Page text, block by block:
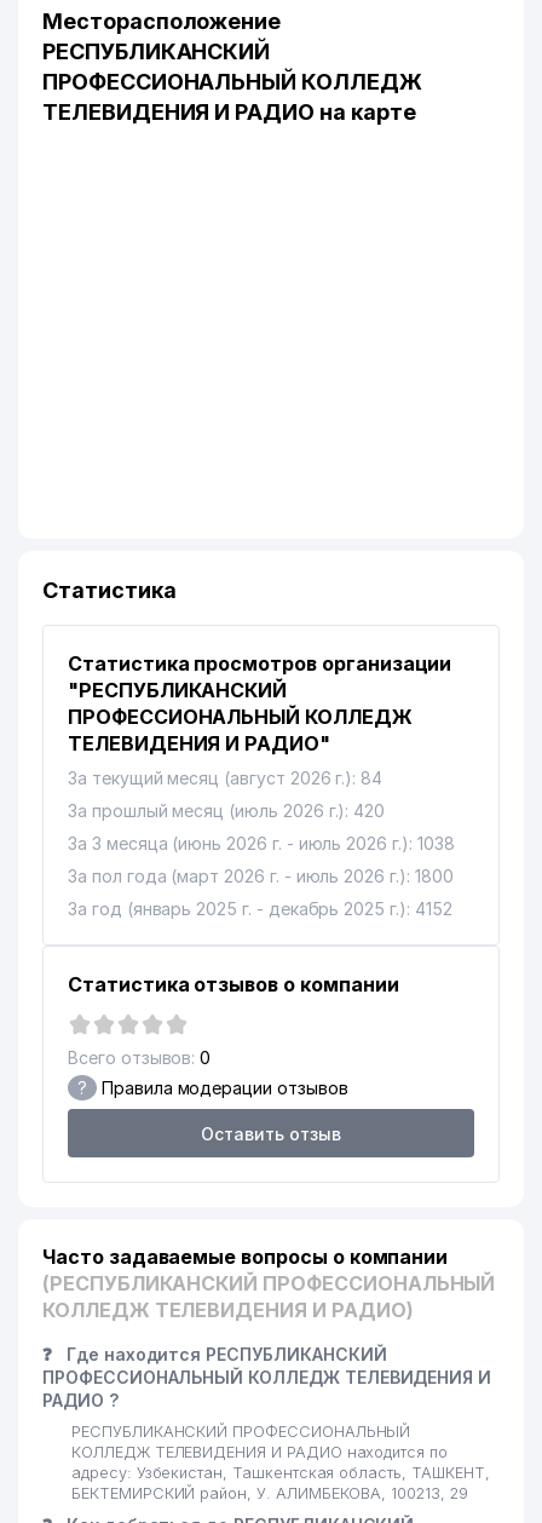
Месторасположение
РЕСПУБЛИКАНСКИЙ
ПРОФЕССИОНАЛЬНЫЙ КОЛЛЕДЖ
ТЕЛЕВИДЕНИЯ И РАДИО на карте
Статистика
Статистика просмотров организации
"РЕСПУБЛИКАНСКИЙ
ПРОФЕССИОНАЛЬНЫЙ КОЛЛЕДЖ
ТЕЛЕВИДЕНИЯ И РАДИО"
За текущий месяц (август 2026 г.): 84
За прошлый месяц (июль 2026 г.): 420
За 3 месяца (июнь 2026 г. - июль 2026 г.): 1038
За пол года (март 2026 г. - июль 2026 г.): 1800
За год (январь 2025 г. - декабрь 2025 г.): 4152
Статистика отзывов о компании
Всего отзывов: 0
? Правила модерации отзывов
Оставить отзыв
Часто задаваемые вопросы о компании
(РЕСПУБЛИКАНСКИЙ ПРОФЕССИОНАЛЬНЫЙ
КОЛЛЕДЖ ТЕЛЕВИДЕНИЯ И РАДИО)
❓
Где находится РЕСПУБЛИКАНСКИЙ
ПРОФЕССИОНАЛЬНЫЙ КОЛЛЕДЖ ТЕЛЕВИДЕНИЯ И
РАДИО ?
РЕСПУБЛИКАНСКИЙ ПРОФЕССИОНАЛЬНЫЙ
КОЛЛЕДЖ ТЕЛЕВИДЕНИЯ И РАДИО находится по
адресу: Узбекистан, Ташкентская область, ТАШКЕНТ,
БЕКТЕМИРСКИЙ район, У. АЛИМБЕКОВА, 100213, 29